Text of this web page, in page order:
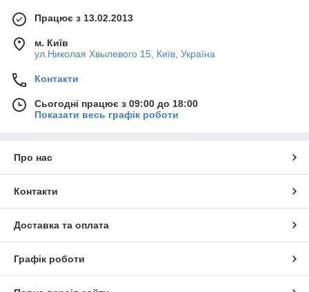
Працює з 13.02.2013
м. Київ
ул.Николая Хвылевого 15, Київ, Україна
Контакти
Сьогодні працює з 09:00 до 18:00
Показати весь графік роботи
Про нас
Контакти
Доставка та оплата
Графік роботи